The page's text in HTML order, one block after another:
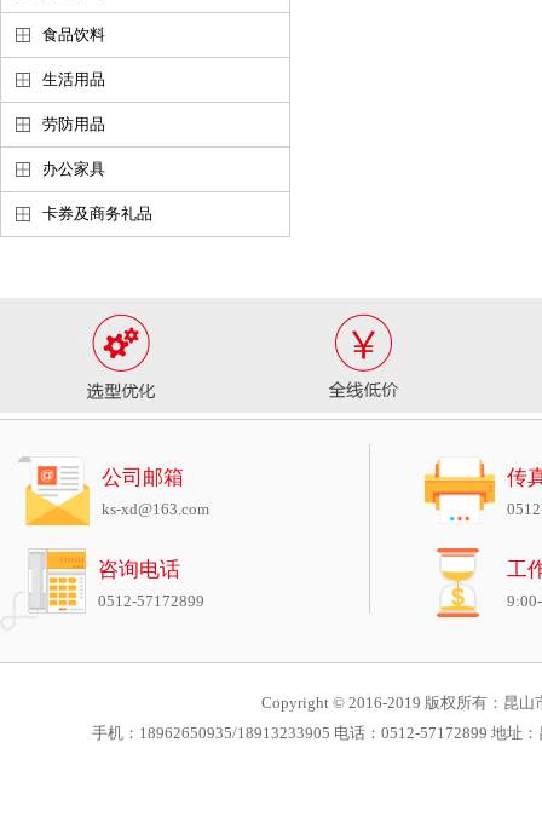
食品饮料
生活用品
劳防用品
办公家具
卡券及商务礼品
公司邮箱
ks-xd@163.com
咨询电话
0512-57172899
传
工
Copyright © 2016-2019 版权所有：昆山
手机：18962650935/18913233905 电话：0512-57172899 地址